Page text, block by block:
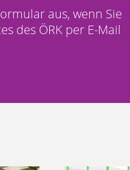
aus, wenn Sie
des ÖRK per E-Mail